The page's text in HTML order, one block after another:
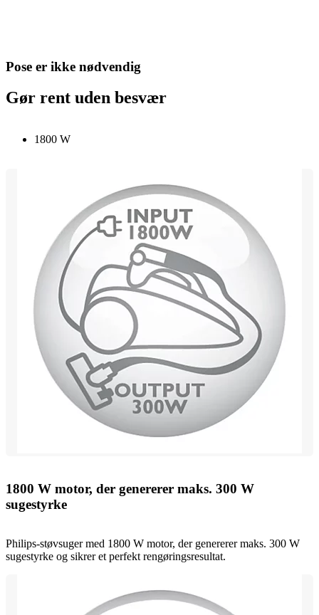
Pose er ikke nødvendig
Gør rent uden besvær
1800 W
1800 W motor, der genererer maks. 300 W
sugestyrke
Philips-støvsuger med 1800 W motor, der genererer maks. 300 W
sugestyrke og sikrer et perfekt rengøringsresultat.